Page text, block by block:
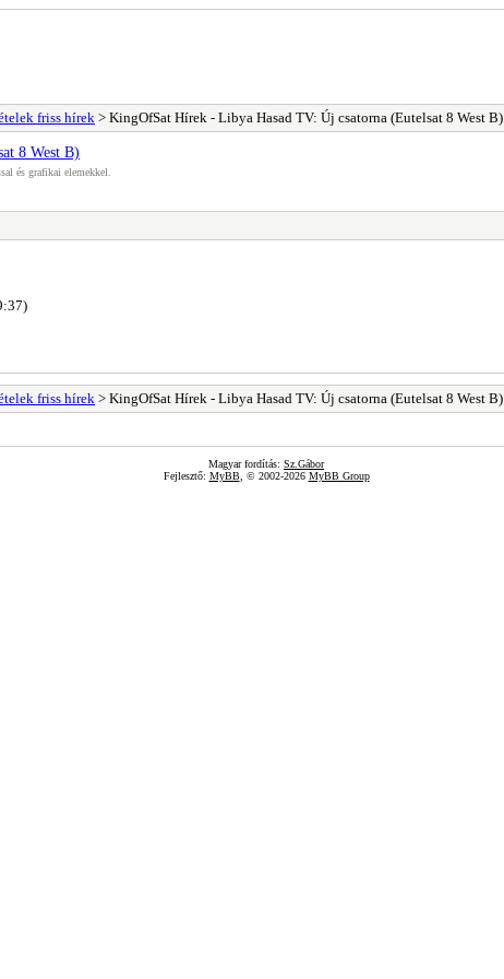
friss hírek > KingOfSat Hírek - Libya Hasad TV: Új csatorna (Eutelsat 8 West B)
8 West B)
és grafikai elemekkel.
friss hírek > KingOfSat Hírek - Libya Hasad TV: Új csatorna (Eutelsat 8 West B)
Magyar fordítás: Sz.Gábor
Fejlesztő: MyBB, © 2002-2026 MyBB Group